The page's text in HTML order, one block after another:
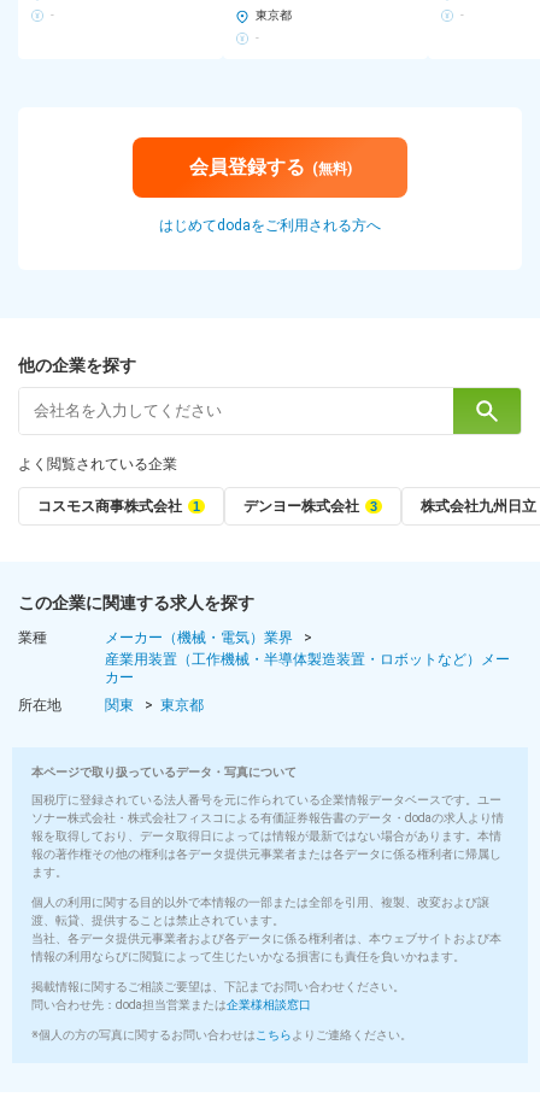
-
東京都
-
-
会員登録する (無料)
はじめてdodaをご利用される方へ
他の企業を探す
よく閲覧されている企業
コスモス商事株式会社 デンヨー株式会社 株式会社九州日立
この企業に関連する求人を探す
業種
メーカー（機械・電気）業界
産業用装置（工作機械・半導体製造装置・ロボットなど）メー
カー
所在地
関東 東京都
本ページで取り扱っているデータ・写真について
国税庁に登録されている法人番号を元に作られている企業情報データベースです。ユー
ソナー株式会社・株式会社フィスコによる有価証券報告書のデータ・dodaの求人より情
報を取得しており、データ取得日によっては情報が最新ではない場合があります。本情
報の著作権その他の権利は各データ提供元事業者または各データに係る権利者に帰属し
ます。
個人の利用に関する目的以外で本情報の一部または全部を引用、複製、改変および譲
渡、転貸、提供することは禁止されています。
当社、各データ提供元事業者および各データに係る権利者は、本ウェブサイトおよび本
情報の利用ならびに閲覧によって生じたいかなる損害にも責任を負いかねます。
掲載情報に関するご相談ご要望は、下記までお問い合わせください。
問い合わせ先：doda担当営業または企業様相談窓口
※個人の方の写真に関するお問い合わせは こちら よりご連絡ください。